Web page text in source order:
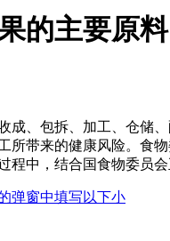
的主要原料
、包拆、加工、仓储、
所带来的健康风险。食
程中，结合国食物委员
弹窗中填写以下小